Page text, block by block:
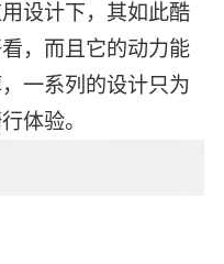
设计下，其如此酷
，而且它的动力能
一系列的设计只为
体验。